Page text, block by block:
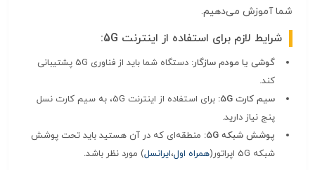
شما آموزش می‌دهیم.
شرایط لازم برای استفاده از اینترنت 5G:
گوشی یا مودم سازگار:
دستگاه شما باید از فناوری 5G پشتیبانی
کند.
سیم کارت 5G:
برای استفاده از اینترنت 5G، به سیم کارت نسل
پنج نیاز دارید.
پوشش شبکه 5G:
منطقه‌ای که در آن هستید باید تحت پوشش
شبکه 5G اپراتور(
همراه اول،ایرانسل) مورد نظر باشد.